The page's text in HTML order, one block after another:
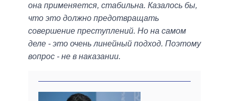
она применяется, стабильна. Казалось бы,
что это должно предотвращать
совершение преступлений. Но на самом
деле - это очень линейный подход. Поэтому
вопрос - не в наказании.